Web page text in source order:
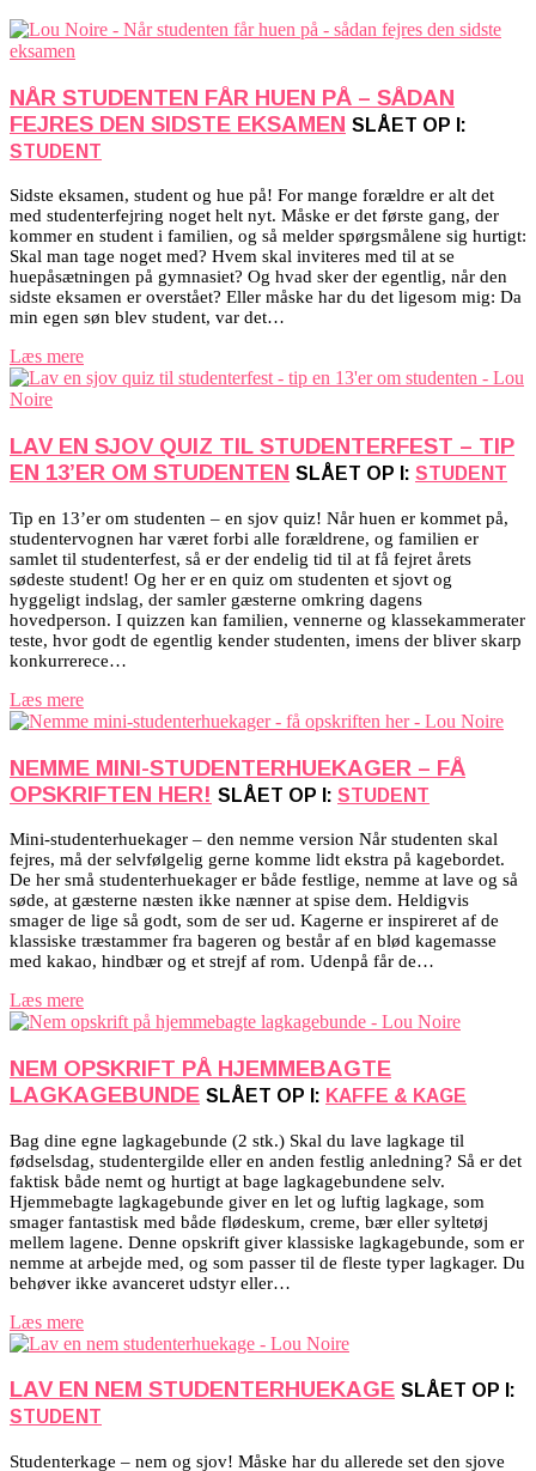
NÅR STUDENTEN FÅR HUEN PÅ – SÅDAN
FEJRES DEN SIDSTE EKSAMEN SLÅET OP I:
STUDENT
Sidste eksamen, student og hue på! For mange forældre er alt det
med studenterfejring noget helt nyt. Måske er det første gang, der
kommer en student i familien, og så melder spørgsmålene sig hurtigt:
Skal man tage noget med? Hvem skal inviteres med til at se
huepåsætningen på gymnasiet? Og hvad sker der egentlig, når den
sidste eksamen er overstået? Eller måske har du det ligesom mig: Da
min egen søn blev student, var det…
Læs mere
LAV EN SJOV QUIZ TIL STUDENTERFEST – TIP
EN 13’ER OM STUDENTEN SLÅET OP I: STUDENT
Tip en 13’er om studenten – en sjov quiz! Når huen er kommet på,
studentervognen har været forbi alle forældrene, og familien er
samlet til studenterfest, så er der endelig tid til at få fejret årets
sødeste student! Og her er en quiz om studenten et sjovt og
hyggeligt indslag, der samler gæsterne omkring dagens
hovedperson. I quizzen kan familien, vennerne og klassekammerater
teste, hvor godt de egentlig kender studenten, imens der bliver skarp
konkurrerece…
Læs mere
NEMME MINI-STUDENTERHUEKAGER – FÅ
OPSKRIFTEN HER! SLÅET OP I: STUDENT
Mini-studenterhuekager – den nemme version Når studenten skal
fejres, må der selvfølgelig gerne komme lidt ekstra på kagebordet.
De her små studenterhuekager er både festlige, nemme at lave og så
søde, at gæsterne næsten ikke nænner at spise dem. Heldigvis
smager de lige så godt, som de ser ud. Kagerne er inspireret af de
klassiske træstammer fra bageren og består af en blød kagemasse
med kakao, hindbær og et strejf af rom. Udenpå får de…
Læs mere
NEM OPSKRIFT PÅ HJEMMEBAGTE
LAGKAGEBUNDE SLÅET OP I: KAFFE & KAGE
Bag dine egne lagkagebunde (2 stk.) Skal du lave lagkage til
fødselsdag, studentergilde eller en anden festlig anledning? Så er det
faktisk både nemt og hurtigt at bage lagkagebundene selv.
Hjemmebagte lagkagebunde giver en let og luftig lagkage, som
smager fantastisk med både flødeskum, creme, bær eller syltetøj
mellem lagene. Denne opskrift giver klassiske lagkagebunde, som er
nemme at arbejde med, og som passer til de fleste typer lagkager. Du
behøver ikke avanceret udstyr eller…
Læs mere
LAV EN NEM STUDENTERHUEKAGE SLÅET OP I:
STUDENT
Studenterkage – nem og sjov! Måske har du allerede set den sjove